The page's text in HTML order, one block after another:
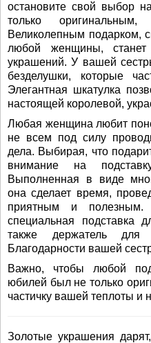
остановите свой выбор
только
Великолепным подарком,
любой женщины,
украшений. У вашей
безделушки, которые
Элегантная шкатулка
настоящей королевой,
Любая женщина любит
не всем под силу
дела. Выбирая, что
внимание на
Выполненная в виде
она сделает время,
приятным и полезным.
специальная подставка
также держатель для
Благодарности вашей
Важно, чтобы любой
юбилей был не только
частичку вашей теплоты и
Золотые украшения